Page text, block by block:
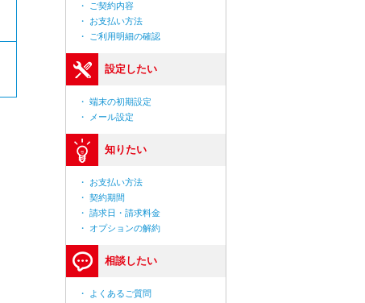
・ ご契約内容
・ お支払い方法
・ ご利用明細の確認
設定したい
・ 端末の初期設定
・ メール設定
知りたい
・ お支払い方法
・ 契約期間
・ 請求日・請求料金
・ オプションの解約
相談したい
・ よくあるご質問